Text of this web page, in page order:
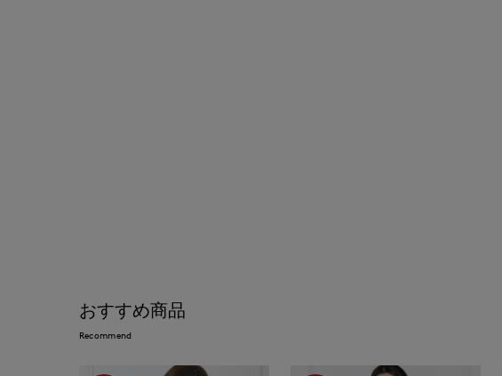
おすすめ商品
Recommend